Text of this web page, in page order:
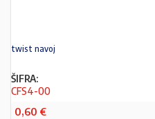
twist navoj
ŠIFRA:
CFS4-00
0,60 €